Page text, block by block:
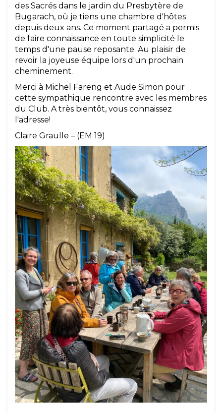
des Sacrés dans le jardin du Presbytère de
Bugarach, où je tiens une chambre d'hôtes
depuis deux ans. Ce moment partagé a permis
de faire connaissance en toute simplicité le
temps d'une pause reposante. Au plaisir de
revoir la joyeuse équipe lors d'un prochain
cheminement.
Merci à Michel Fareng et Aude Simon pour
cette sympathique rencontre avec les membres
du Club. A très bientôt, vous connaissez
l'adresse!
Claire Graulle – (EM 19)